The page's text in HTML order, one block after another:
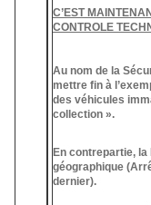
C’EST
CONTROLE
Au nom de la
mettre fin à
des véhicules
collection ».
En contrepartie,
géographique
dernier).